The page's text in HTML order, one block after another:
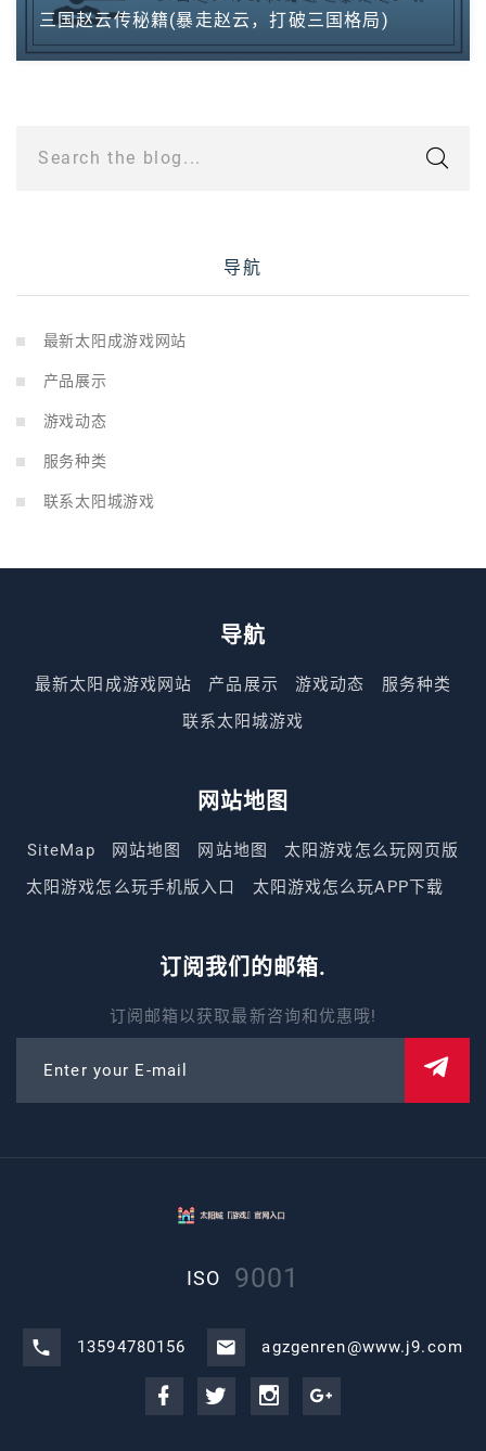
三国赵云传秘籍(暴走赵云，打破三国格局)
Search the blog...
导航
最新太阳成游戏网站
产品展示
游戏动态
服务种类
联系太阳城游戏
导航
最新太阳成游戏网站 产品展示 游戏动态
服务种类
联系太阳城游戏
网站地图
SiteMap 网站地图 网站地图
太阳游戏怎么玩网页版
太阳游戏怎么玩手机版入口
太阳游戏怎么玩APP下载
订阅我们的邮箱.
订阅邮箱以获取最新咨询和优惠哦!
Enter your E-mail
ISO 9001
13594780156 agzgenren@www.j9.com